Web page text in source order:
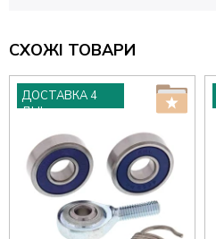
СХОЖІ ТОВАРИ
ДОСТАВКА 4
ДНІ